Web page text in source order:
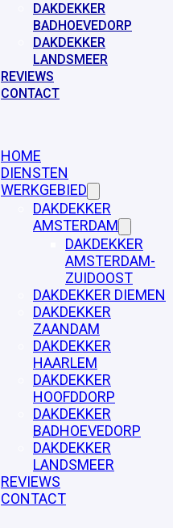
DAKDEKKER
BADHOEVEDORP
DAKDEKKER
LANDSMEER
REVIEWS
CONTACT
HOME
DIENSTEN
WERKGEBIED
DAKDEKKER
AMSTERDAM
DAKDEKKER
AMSTERDAM-
ZUIDOOST
DAKDEKKER DIEMEN
DAKDEKKER
ZAANDAM
DAKDEKKER
HAARLEM
DAKDEKKER
HOOFDDORP
DAKDEKKER
BADHOEVEDORP
DAKDEKKER
LANDSMEER
REVIEWS
CONTACT